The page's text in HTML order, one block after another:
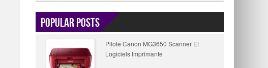
Popular Posts
Pilote Canon MG3650 Scanner Et
Logiciels Imprimante